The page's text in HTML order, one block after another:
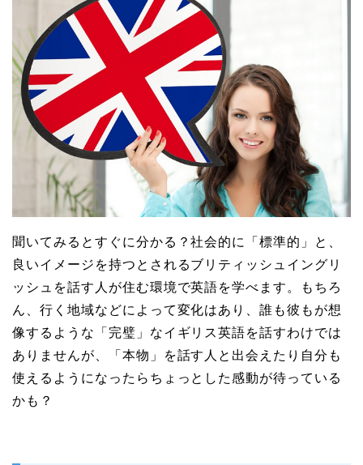
聞いてみるとすぐに分かる？社会的に「標準的」と、
良いイメージを持つとされるブリティッシュイングリ
ッシュを話す人が住む環境で英語を学べます。もちろ
ん、行く地域などによって変化はあり、誰も彼もが想
像するような「完璧」なイギリス英語を話すわけでは
ありませんが、「本物」を話す人と出会えたり自分も
使えるようになったらちょっとした感動が待っている
かも？